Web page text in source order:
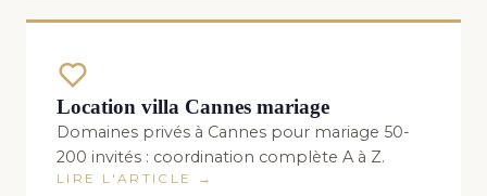
Location villa Cannes mariage
Domaines privés à Cannes pour mariage 50-
200 invités : coordination complète A à Z.
LIRE L'ARTICLE →